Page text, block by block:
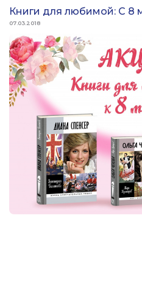
Книги для любимой: С 8
07.03.2018